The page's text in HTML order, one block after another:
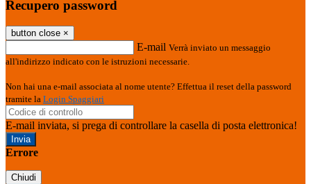
Recupero password
button close ×
E-mail Verrà inviato un messaggio
all'indirizzo indicato con le istruzioni necessarie.
Non hai una e-mail associata al nome utente? Effettua il reset della password
tramite la Login Spaggiari
E-mail inviata, si prega di controllare la casella di posta elettronica!
Errore
Chiudi